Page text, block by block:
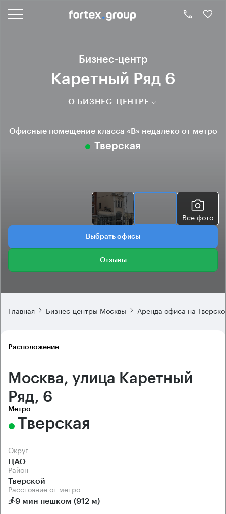
Бизнес-центр
Каретный Ряд 6
О БИЗНЕС-ЦЕНТРЕ
Офисные помещение класса «B» недалеко от метро
Тверская
Все фото
Выбрать офисы
Отзывы
Главная Бизнес-центры Москвы Аренда офиса на
Расположение
Москва, улица Каретный
Ряд, 6
Метро
Тверская
Округ
ЦАО
Район
Тверской
Расстояние от метро
9 мин пешком (912 м)